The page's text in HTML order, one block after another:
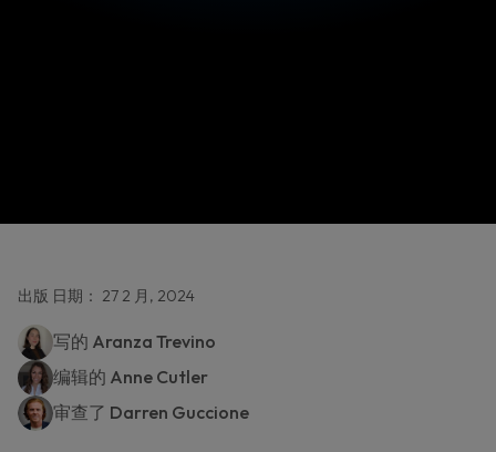
出版 日期： 27 2 月, 2024
写的 Aranza Trevino
编辑的 Anne Cutler
审查了 Darren Guccione